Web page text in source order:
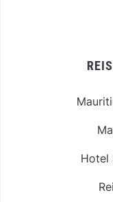
Hotel